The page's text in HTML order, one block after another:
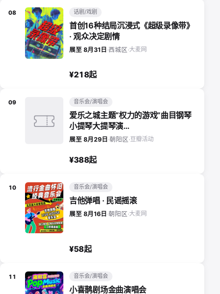
08 话剧/戏剧
首创16种结局沉浸式《超级录像带》
· 观众决定剧情
展至 8月31日 ·西城区·大麦网
¥218起
09 音乐会/演唱会
爱乐之城主题“权力的游戏”曲目钢琴
小提琴大提琴演…
展至 8月29日 ·朝阳区·豆瓣活动
¥388起
10 音乐会/演唱会
吉他弹唱 · 民谣摇滚
展至 8月16日 ·朝阳区·大麦网
¥58起
11 音乐会/演唱会
小喜鹊剧场金曲演唱会